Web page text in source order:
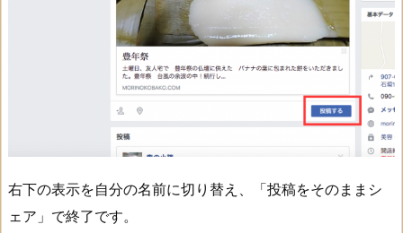
右下の表示を自分の名前に切り替え、「投稿をそのままシ
ェア」で終了です。